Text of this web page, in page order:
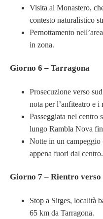
Visita al Monastero,
contesto naturalistico
Pernottamento
in zona.
Giorno 6 – Tarragona
Prosecuzione verso
nota per l’anfiteatro e i
Passeggiata nel centro
lungo Rambla Nova
Notte in un campeggio
appena fuori dal centro.
Giorno 7 – Rientro
Stop a Sitges, località
65 km da Tarragona.